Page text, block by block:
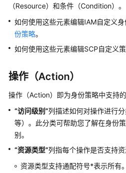
码）
用
南
（零
代
码）
最
佳
践
（Resource）和条件（Condition）。
如何使用这些元素编辑IAM自定义
份策略。
如何使用这些元素编辑SCP自定义
操作（Action）
操作（Action）即为身份策略中支持的
“访问级别”列描述如何对操作进行
等）。此分类可帮助您了解在身份
别。
“资源类型”列指每个操作是否支持资
资源类型支持通配符号*表示所有